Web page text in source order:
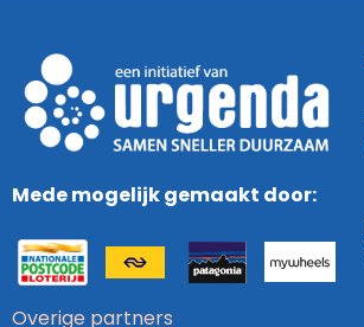
Mede mogelijk gemaakt door:
Overige partners